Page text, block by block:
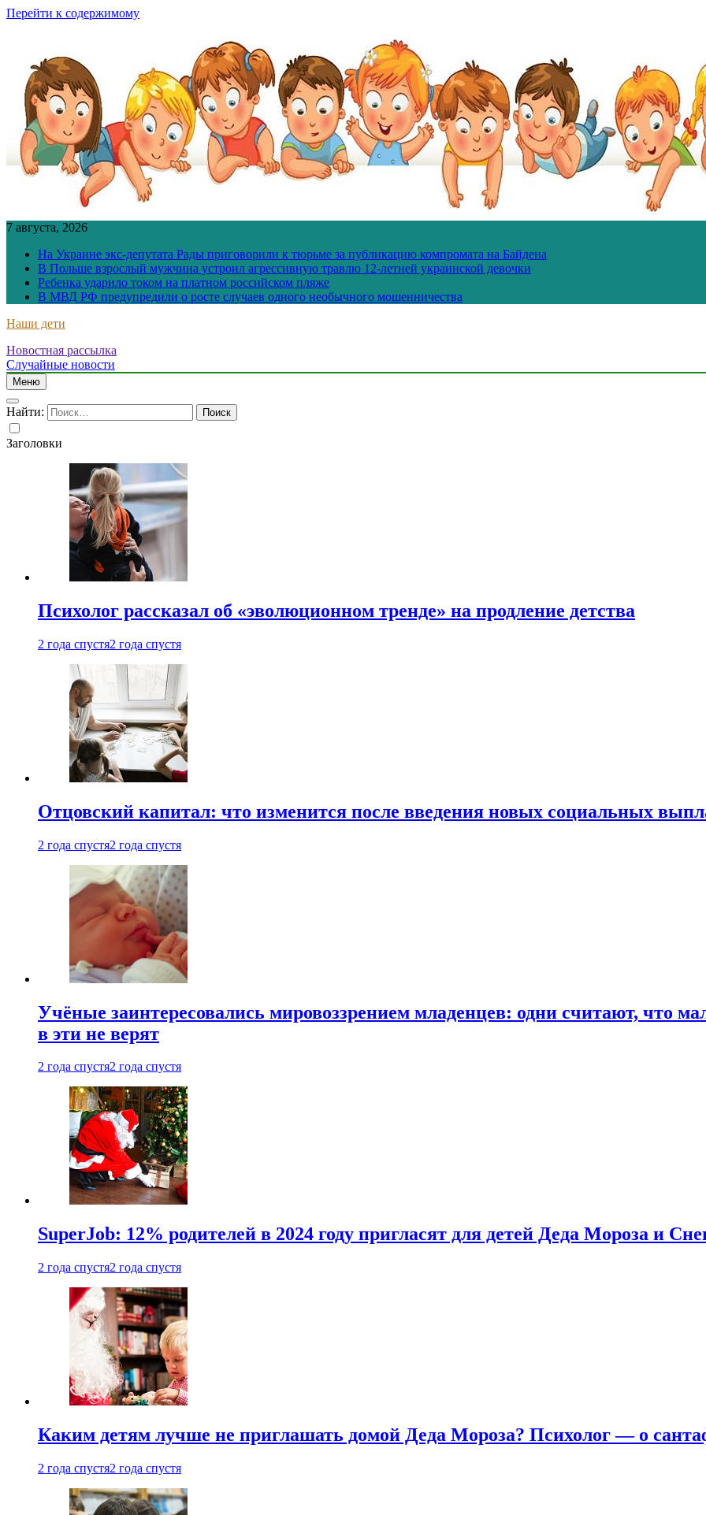
Перейти к содержимому
7 августа, 2026
На Украине экс-депутата Рады приговорили к тюрьме за публикацию компромата на Байдена
В Польше взрослый мужчина устроил агрессивную травлю 12-летней украинской девочки
Ребенка ударило током на платном российском пляже
В МВД РФ предупредили о росте случаев одного необычного мошенничества
Наши дети
Новостная рассылка
Случайные новости
Меню
Найти:
Заголовки
Психолог рассказал об «эволюционном тренде» на продление детства
2 года спустя2 года спустя
Отцовский капитал: что изменится после введения новых социальных
2 года спустя2 года спустя
Учёные заинтересовались мировоззрением младенцев: одни считают, что
в эти не верят
2 года спустя2 года спустя
SuperJob: 12% родителей в 2024 году пригласят для детей Деда Мороза и
2 года спустя2 года спустя
Каким детям лучше не приглашать домой Деда Мороза? Психолог — о
2 года спустя2 года спустя